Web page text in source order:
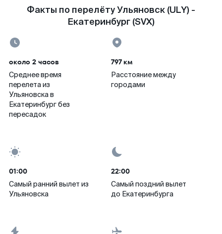
Факты по перелёту Ульяновск (ULY) -
Екатеринбург (SVX)
около 2 часов
Среднее время
перелета из
Ульяновска в
Екатеринбург без
пересадок
797 км
Расстояние между
городами
01:00
Самый ранний вылет из
Ульяновска
22:00
Самый поздний вылет
до Екатеринбурга